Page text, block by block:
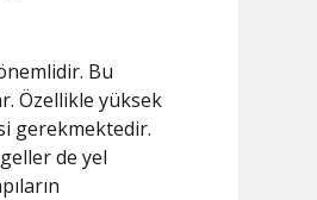
Bu
Özellikle yüksek
gerekmektedir.
de yel